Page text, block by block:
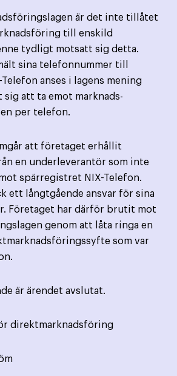
är det inte tillåtet
till enskild
tydligt motsatt sig detta.
sina telefonnummer till
anses i lagens mening
att ta emot marknads­
per telefon.
att företaget erhållit
en underleverantör som inte
spärregistret NIX-Telefon.
ett långtgående ansvar för sina
Företaget har därför brutit mot
genom att låta ringa en
som var
är ärendet avslutat.
direktmarknadsföring